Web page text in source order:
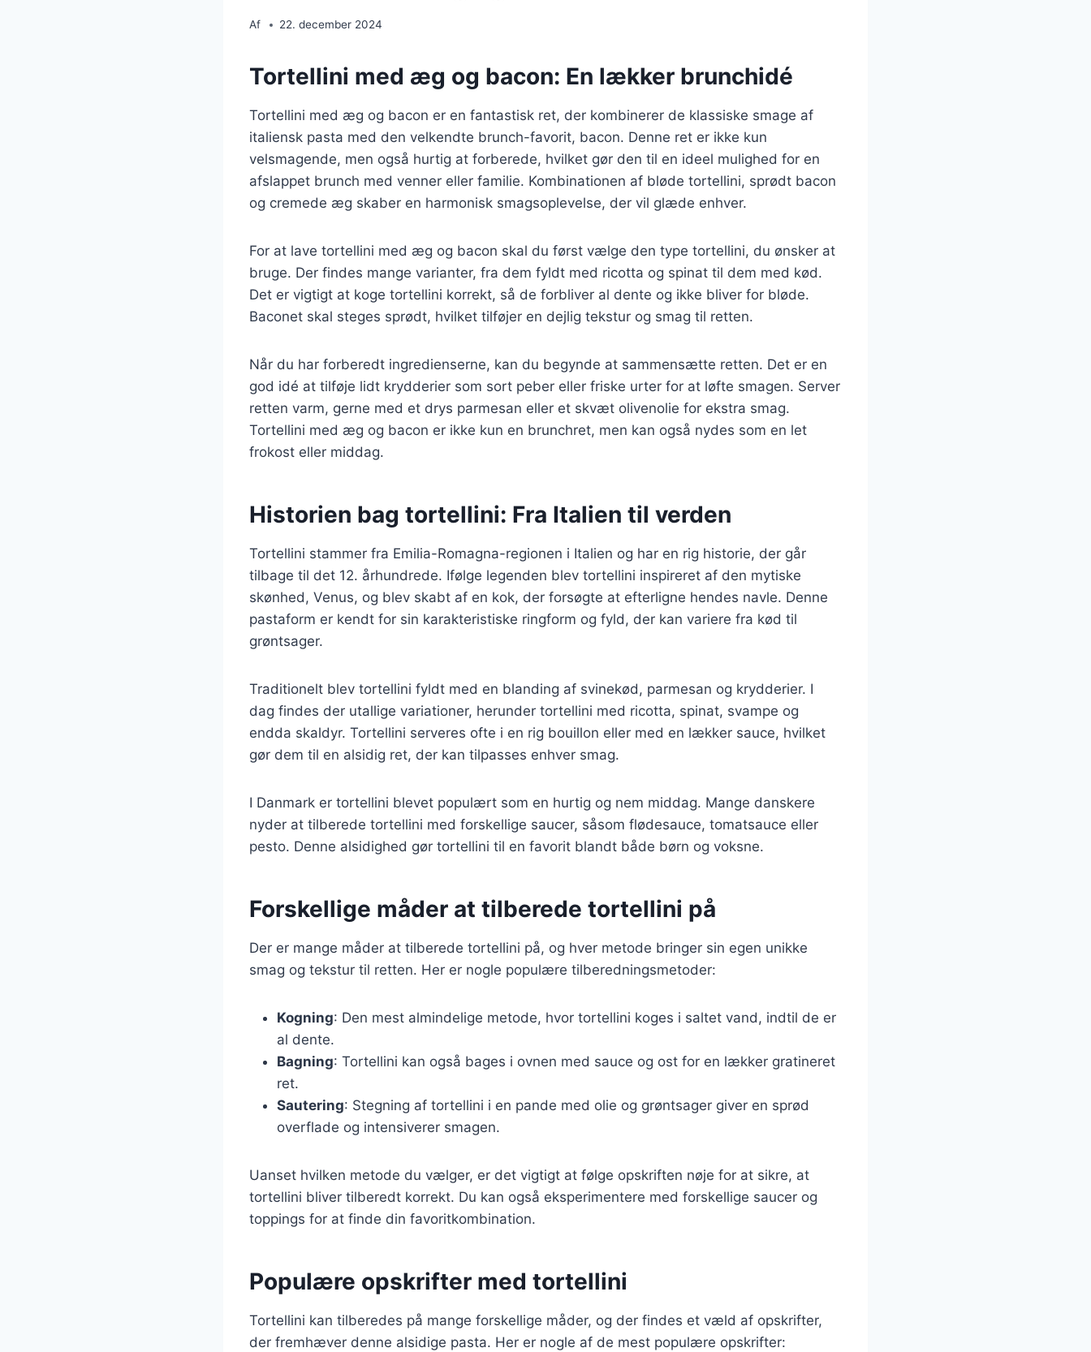
Af 22. december 2024
Tortellini med æg og bacon: En lækker brunchidé
Tortellini med æg og bacon er en fantastisk ret, der kombinerer de klassiske smage af
italiensk pasta med den velkendte brunch-favorit, bacon. Denne ret er ikke kun
velsmagende, men også hurtig at forberede, hvilket gør den til en ideel mulighed for en
afslappet brunch med venner eller familie. Kombinationen af bløde tortellini, sprødt bacon
og cremede æg skaber en harmonisk smagsoplevelse, der vil glæde enhver.
For at lave tortellini med æg og bacon skal du først vælge den type tortellini, du ønsker at
bruge. Der findes mange varianter, fra dem fyldt med ricotta og spinat til dem med kød.
Det er vigtigt at koge tortellini korrekt, så de forbliver al dente og ikke bliver for bløde.
Baconet skal steges sprødt, hvilket tilføjer en dejlig tekstur og smag til retten.
Når du har forberedt ingredienserne, kan du begynde at sammensætte retten. Det er en
god idé at tilføje lidt krydderier som sort peber eller friske urter for at løfte smagen. Server
retten varm, gerne med et drys parmesan eller et skvæt olivenolie for ekstra smag.
Tortellini med æg og bacon er ikke kun en brunchret, men kan også nydes som en let
frokost eller middag.
Historien bag tortellini: Fra Italien til verden
Tortellini stammer fra Emilia-Romagna-regionen i Italien og har en rig historie, der går
tilbage til det 12. århundrede. Ifølge legenden blev tortellini inspireret af den mytiske
skønhed, Venus, og blev skabt af en kok, der forsøgte at efterligne hendes navle. Denne
pastaform er kendt for sin karakteristiske ringform og fyld, der kan variere fra kød til
grøntsager.
Traditionelt blev tortellini fyldt med en blanding af svinekød, parmesan og krydderier. I
dag findes der utallige variationer, herunder tortellini med ricotta, spinat, svampe og
endda skaldyr. Tortellini serveres ofte i en rig bouillon eller med en lækker sauce, hvilket
gør dem til en alsidig ret, der kan tilpasses enhver smag.
I Danmark er tortellini blevet populært som en hurtig og nem middag. Mange danskere
nyder at tilberede tortellini med forskellige saucer, såsom flødesauce, tomatsauce eller
pesto. Denne alsidighed gør tortellini til en favorit blandt både børn og voksne.
Forskellige måder at tilberede tortellini på
Der er mange måder at tilberede tortellini på, og hver metode bringer sin egen unikke
smag og tekstur til retten. Her er nogle populære tilberedningsmetoder:
Kogning: Den mest almindelige metode, hvor tortellini koges i saltet vand, indtil de er
al dente.
Bagning: Tortellini kan også bages i ovnen med sauce og ost for en lækker gratineret
ret.
Sautering: Stegning af tortellini i en pande med olie og grøntsager giver en sprød
overflade og intensiverer smagen.
Uanset hvilken metode du vælger, er det vigtigt at følge opskriften nøje for at sikre, at
tortellini bliver tilberedt korrekt. Du kan også eksperimentere med forskellige saucer og
toppings for at finde din favoritkombination.
Populære opskrifter med tortellini
Tortellini kan tilberedes på mange forskellige måder, og der findes et væld af opskrifter,
der fremhæver denne alsidige pasta. Her er nogle af de mest populære opskrifter: